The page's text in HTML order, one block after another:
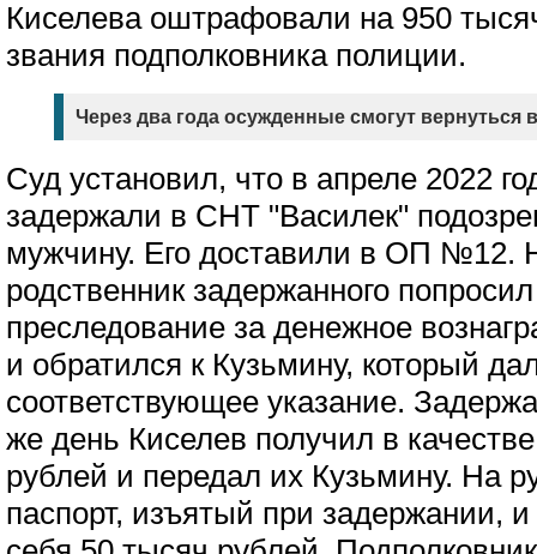
Киселева оштрафовали на 950
звания подполковника полиции.
Через два года осужденные смогут вернуться
Суд установил, что в апреле 2022
задержали в СНТ "Василек"
мужчину. Его доставили в ОП №12.
родственник задержанного
преследование за денежное
и обратился к Кузьмину, который
соответствующее указание.
же день Киселев получил в
рублей и передал их Кузьмину. На
паспорт, изъятый при задержании,